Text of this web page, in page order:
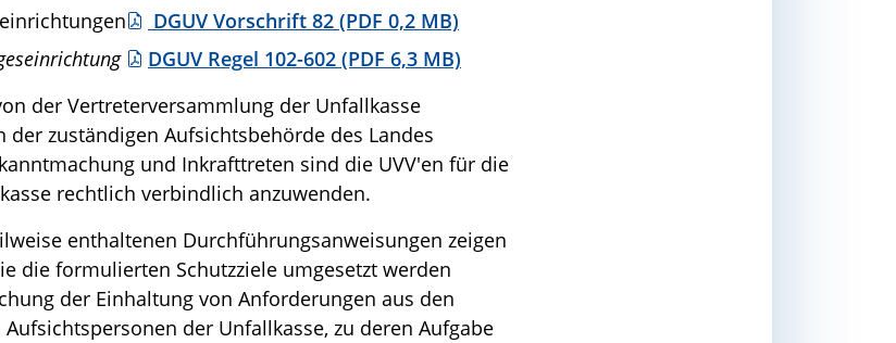
DGUV Vorschrift 82 (PDF 0,2 MB)
DGUV Regel 102-602 (PDF 6,3 MB)
der Vertreterversammlung der Unfallkasse
der zuständigen Aufsichtsbehörde des Landes
und Inkrafttreten sind die UVV'en für die
rechtlich verbindlich anzuwenden.
enthaltenen Durchführungsanweisungen zeigen
die formulierten Schutzziele umgesetzt werden
der Einhaltung von Anforderungen aus den
der Unfallkasse, zu deren Aufgabe